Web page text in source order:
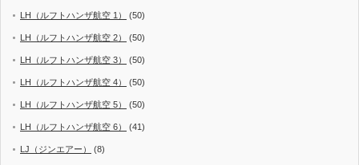
LH（ルフトハンザ航空 1） (50)
LH（ルフトハンザ航空 2） (50)
LH（ルフトハンザ航空 3） (50)
LH（ルフトハンザ航空 4） (50)
LH（ルフトハンザ航空 5） (50)
LH（ルフトハンザ航空 6） (41)
LJ（ジンエアー） (8)